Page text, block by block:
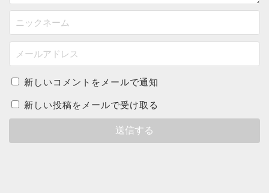
新しいコメントをメールで通知
新しい投稿をメールで受け取る